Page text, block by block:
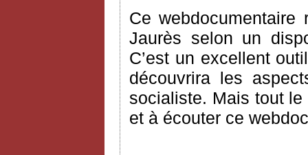
Ce
Jaurès selon un
C’est un excellent
découvrira les
socialiste. Mais tout
et à écouter ce